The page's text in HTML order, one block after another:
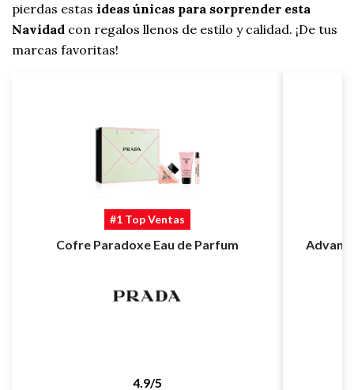
pierdas estas ideas únicas para sorprender esta
Navidad con regalos llenos de estilo y calidad. ¡De tus
marcas favoritas!
#1 Top Ventas
Cofre Paradoxe Eau de Parfum
4.9/5